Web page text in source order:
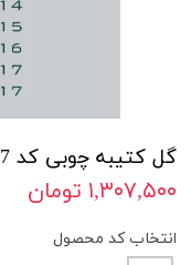
گل کتیبه چوبی کد H107
۱,۳۰۷,۵۰۰ تومان
انتخاب کد محصول